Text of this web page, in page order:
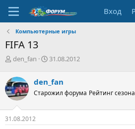
Вход
Компьютерные игры
FIFA 13
А
т
о
р
т
е
м
den_fan
Д
а
н
ч
31.08.2012
den_fan
Старожил форума Рейтинг
31.08.2012